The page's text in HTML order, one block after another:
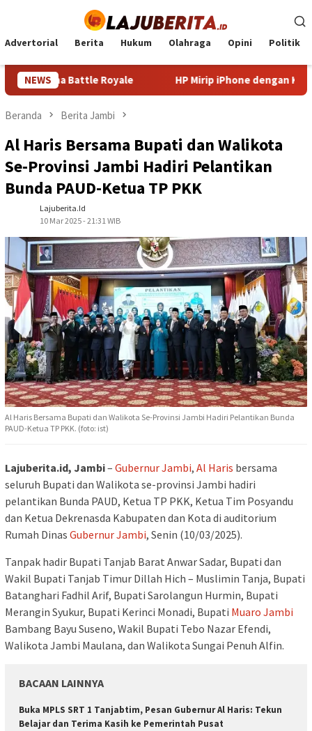
konten
Advertorial Berita Hukum Olahraga Opini Politik
NEWS
Battle Royale HP Mirip iPhone dengan Kamera
Beranda Berita Jambi
Al Haris Bersama Bupati dan Walikota
Se-Provinsi Jambi Hadiri Pelantikan
Bunda PAUD-Ketua TP PKK
Lajuberita.id
10 Mar 2025 - 21:31 WIB
Al Haris Bersama Bupati dan Walikota Se-Provinsi Jambi Hadiri Pelantikan Bunda
PAUD-Ketua TP PKK. (foto: ist)
Lajuberita.id, Jambi– Gubernur Jambi, Al Haris bersama
seluruh Bupati dan Walikota se-provinsi Jambi hadiri
pelantikan Bunda PAUD, Ketua TP PKK, Ketua Tim Posyandu
dan Ketua Dekrenasda Kabupaten dan Kota di auditorium
Rumah Dinas Gubernur Jambi, Senin (10/03/2025).
Tanpak hadir Bupati Tanjab Barat Anwar Sadar, Bupati dan
Wakil Bupati Tanjab Timur Dillah Hich – Muslimin Tanja, Bupati
Batanghari Fadhil Arif, Bupati Sarolangun Hurmin, Bupati
Merangin Syukur, Bupati Kerinci Monadi, Bupati Muaro Jambi
Bambang Bayu Suseno, Wakil Bupati Tebo Nazar Efendi,
Walikota Jambi Maulana, dan Walikota Sungai Penuh Alfin.
BACAAN LAINNYA
Buka MPLS SRT 1 Tanjabtim, Pesan Gubernur Al Haris: Tekun
Belajar dan Terima Kasih ke Pemerintah Pusat